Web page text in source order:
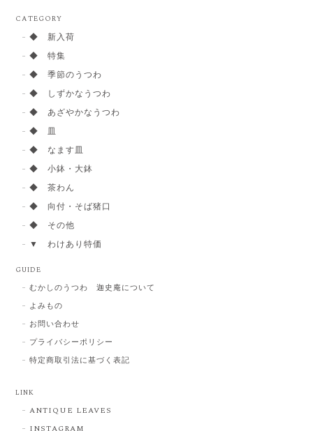
CATEGORY
◆ 新入荷
◆ 特集
◆ 季節のうつわ
◆ しずかなうつわ
◆ あざやかなうつわ
◆ 皿
◆ なます皿
◆ 小鉢・大鉢
◆ 茶わん
◆ 向付・そば猪口
◆ その他
▼ わけあり特価
GUIDE
むかしのうつわ 迦史庵について
よみもの
お問い合わせ
プライバシーポリシー
特定商取引法に基づく表記
LINK
ANTIQUE LEAVES
INSTAGRAM